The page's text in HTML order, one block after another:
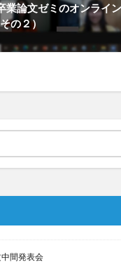
業論文ゼミのオンライ
の２）
間発表会